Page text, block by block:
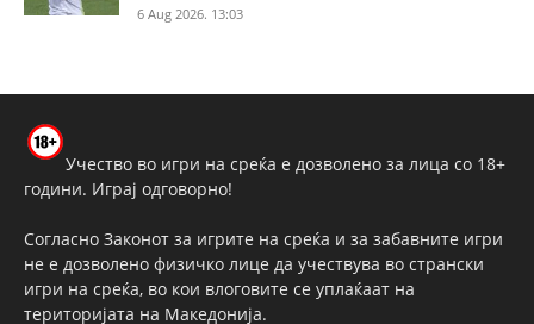
6 Aug 2026. 13:03
Учество во игри на среќа е дозволено за лица со 18+
години. Играј одговорно!
Согласно Законот за игрите на среќа и за забавните игри
не е дозволено физичко лице да учествува во странски
игри на среќа, во кои влоговите се уплаќаат на
територијата на Македонија.